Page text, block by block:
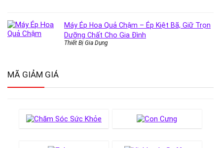
Máy Ép Hoa Quả Chậm – Ép Kiệt Bã, Giữ Trọn
Dưỡng Chất Cho Gia Đình
Thiết Bị Gia Dụng
MÃ GIẢM GIÁ